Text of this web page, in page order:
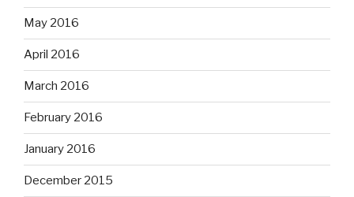
May 2016
April 2016
March 2016
February 2016
January 2016
December 2015